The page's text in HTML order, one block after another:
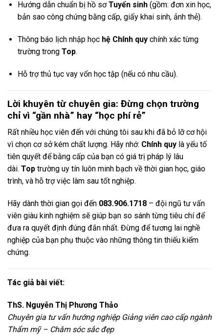
Hướng dẫn chuẩn bị hồ sơTuyển sinh(gồm: đơn xin học,
bản sao công chứng bằng cấp, giấy khai sinh, ảnh thẻ).
Thông báo lịch nhập học hệ Chính quychính xác từng
trường trong Top.
Hỗ trợ thủ tục vay vốn học tập (nếu có nhu cầu).
Lời khuyên từ chuyên gia: Đừng chọn trường
chỉ vì “gần nhà” hay “học phí rẻ”
Rất nhiều học viên đến với chúng tôi sau khi đã bỏ lỡ cơ hội
vì chọn cơ sở kém chất lượng. Hãy nhớ: Chính quy là yếu tố
tiên quyết để bằng cấp của bạn có giá trị pháp lý lâu
dài. Top trường uy tín luôn minh bạch về thời gian học, giáo
trình, và hỗ trợ việc làm sau tốt nghiệp.
Hãy dành thời gian gọi đến 083.906.1718 – đội ngũ tư vấn
viên giàu kinh nghiệm sẽ giúp bạn so sánh từng tiêu chí để
đưa ra quyết định đúng đắn nhất. Đừng để tương lai nghề
nghiệp của bạn phụ thuộc vào những thông tin thiếu kiểm
chứng.
Tác giả bài viết:
ThS. Nguyễn Thị Phương Thảo
Chuyên gia tư vấn hướng nghiệp Giảng viên cao cấp ngành
Thẩm mỹ – Chăm sóc sắc đẹp